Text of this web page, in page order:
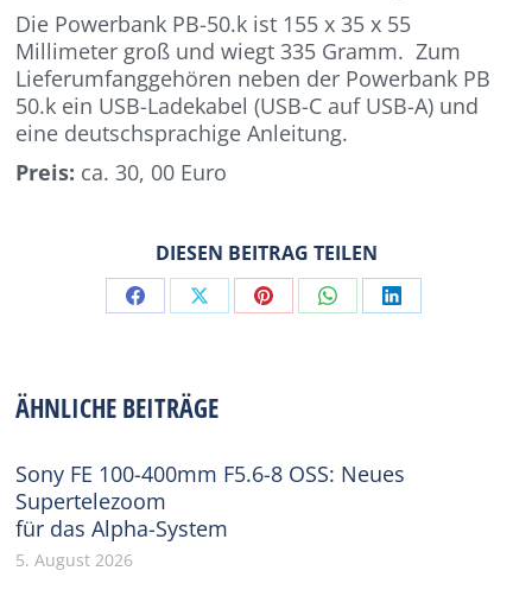
Die Powerbank PB-50.k ist 155 x 35 x 55
Millimeter groß und wiegt 335 Gramm. Zum
Lieferumfanggehören neben der Powerbank PB
50.k ein USB-Ladekabel (USB-C auf USB-A) und
eine deutschsprachige Anleitung.
Preis: ca. 30, 00 Euro
DIESEN BEITRAG TEILEN
Share Share Share Share Share
ÄHNLICHE BEITRÄGE
Sony FE 100-400mm F5.6-8 OSS: Neues
Supertelezoom
für das Alpha-System
5. August 2026